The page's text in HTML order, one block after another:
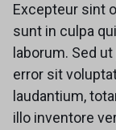
Excepteur sint
sunt in culpa
laborum. Sed
error sit
laudantium,
illo inventore